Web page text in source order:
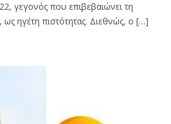
γεγονός που επιβεβαιώνει τη
ως ηγέτη πιστότητας. Διεθνώς, ο […]